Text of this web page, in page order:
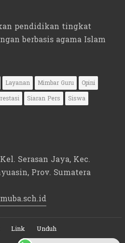
pendidikan tingkat
berbasis agama Islam
Layanan Mimbar Guru
Opini
Siaran Pers
Siswa
Serasan Jaya, Kec.
Prov. Sumatera
Link
Unduh